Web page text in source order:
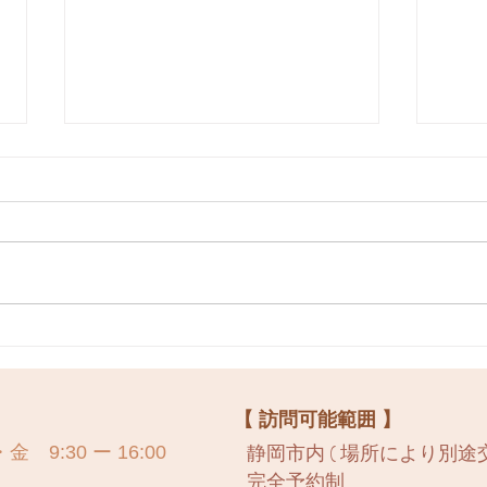
詳細
LIVE
金 9:30 ー 16:00
【 訪問可能範囲 】
静岡市内 ( 場所により別
完全予約制